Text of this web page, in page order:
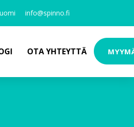
info@spinno.fi
OTA YHTEYTTÄ